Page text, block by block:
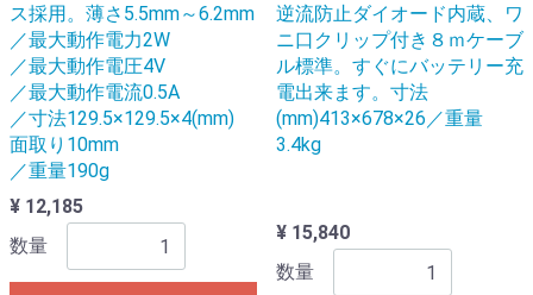
ス採用。薄さ5.5mm～6.2mm
／最大動作電力2W
／最大動作電圧4V
／最大動作電流0.5A
／寸法129.5×129.5×4(mm)
面取り10mm
／重量190g
¥ 12,185
数量
逆流防止ダイオード内蔵、ワ
ニ口クリップ付き８ｍケーブ
ル標準。すぐにバッテリー充
電出来ます。寸法
(mm)413×678×26／重量
3.4kg
¥ 15,840
数量